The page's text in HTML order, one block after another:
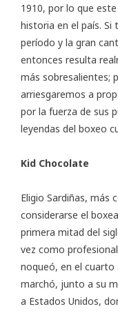
1910, por lo que
historia en el país.
período y la gran
entonces resulta
más sobresalientes;
arriesgaremos a
por la fuerza de sus
leyendas del boxeo
Kid Chocolate
Eligio Sardiñas, más
considerarse el
primera mitad del
vez como
noqueó, en el cuarto
marchó, junto a su
a Estados Unidos,